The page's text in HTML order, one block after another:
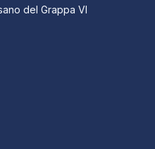
del Grappa VI